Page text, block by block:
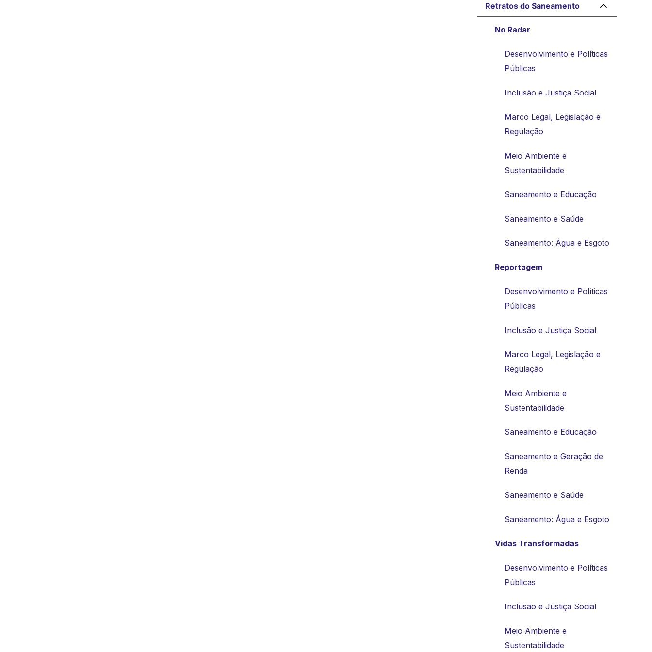
Retratos do Saneamento
No Radar
Desenvolvimento e Políticas
Públicas
Inclusão e Justiça Social
Marco Legal, Legislação e
Regulação
Meio Ambiente e
Sustentabilidade
Saneamento e Educação
Saneamento e Saúde
Saneamento: Água e Esgoto
Reportagem
Desenvolvimento e Políticas
Públicas
Inclusão e Justiça Social
Marco Legal, Legislação e
Regulação
Meio Ambiente e
Sustentabilidade
Saneamento e Educação
Saneamento e Geração de
Renda
Saneamento e Saúde
Saneamento: Água e Esgoto
Vidas Transformadas
Desenvolvimento e Políticas
Públicas
Inclusão e Justiça Social
Meio Ambiente e
Sustentabilidade